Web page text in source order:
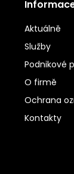
Aktuálně
Služby
Podnikové
O firmě
Ochrana
Kontakty